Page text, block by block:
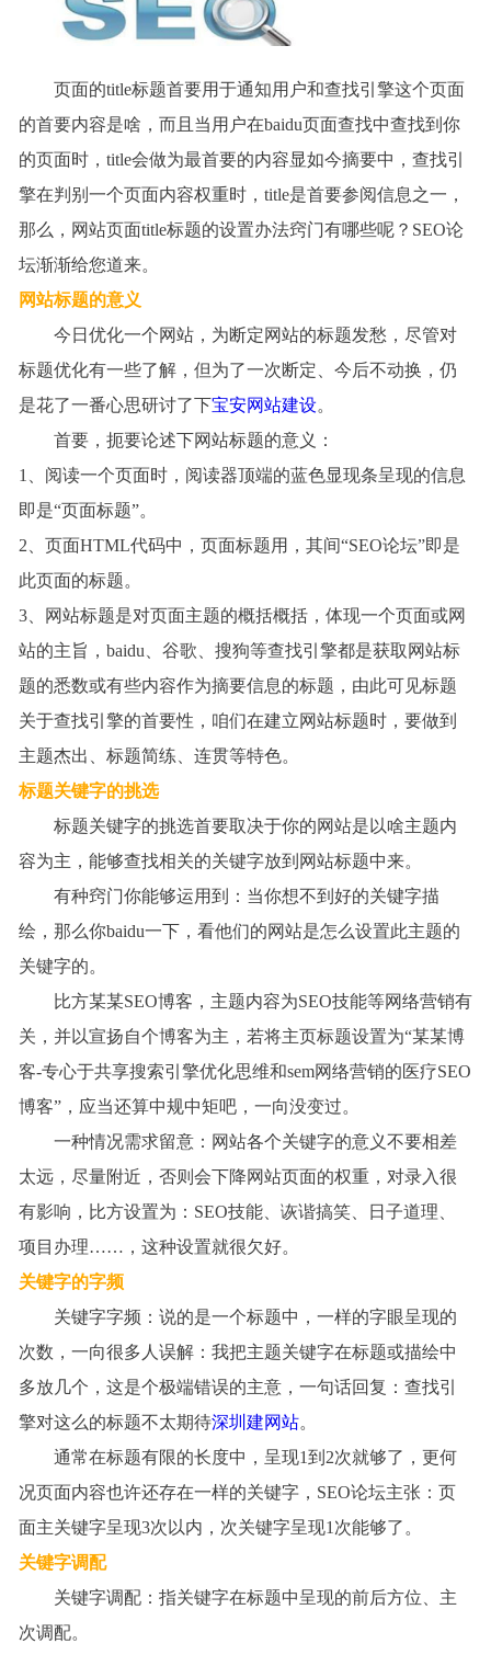
页面的title标题首要用于通知用户和查找引擎这个页面
的首要内容是啥，而且当用户在baidu页面查找中查找到你
的页面时， title会做为最首要的内容显如今摘要中，查找引
擎在判别一个页面内容权重时， title是首要参阅信息之一，
那么，网站页面title标题的设置办法窍门有哪些呢？SEO论
坛渐渐给您道来。
网站标题的意义
今日优化一个网站，为断定网站的标题发愁，尽管对
标题优化有一些了解，但为了一次断定、今后不动换，仍
是花了一番心思研讨了下宝安网站建设。
首要，扼要论述下网站标题的意义：
1
、阅读一个页面时，阅读器顶端的蓝色显现条呈现的信息
即是“页面标题”。
2 、页面HTML代码中，页面标题用，其间“SEO论坛”即是
此页面的标题。
3、网站标题是对页面主题的概括概括，体现一个页面或网
站的主旨，baidu、谷歌、搜狗等查找引擎都是获取网站标
题的悉数或有些内容作为摘要信息的标题，由此可见标题
关于查找引擎的首要性，咱们在建立网站标题时，要做到
主题杰出、标题简练、连贯等特色。
标题关键字的挑选
标题关键字的挑选首要取决于你的网站是以啥主题内
容为主，能够查找相关的关键字放到网站标题中来。
有种窍门你能够运用到：当你想不到好的关键字描
绘，那么你baidu一下，看他们的网站是怎么设置此主题的
关键字的。
比方某某SEO博客，主题内容为SEO技能等网络营销有
关，并以宣扬自个博客为主，若将主页标题设置为“某某博
客-专心于共享搜索引擎优化思维和sem网络营销的医疗SEO
博客”，应当还算中规中矩吧，一向没变过。
一种情况需求留意：网站各个关键字的意义不要相差
太远，尽量附近，否则会下降网站页面的权重，对录入很
有影响，比方设置为： SEO技能、诙谐搞笑、日子道理、
项目办理…… ，这种设置就很欠好。
关键字的字频
关键字字频：说的是一个标题中，一样的字眼呈现的
次数，一向很多人误解：我把主题关键字在标题或描绘中
多放几个，这是个极端错误的主意，一句话回复：查找引
擎对这么的标题不太期待深圳建网站。
通常在标题有限的长度中，呈现1到 2次就够了 ，更何
况页面内容也许还存在一样的关键字， SEO论坛主张：页
面主关键字呈现3次以内，次关键字呈现1 次能够了。
关键字调配
关键字调配：指关键字在标题中呈现的前后方位、主
次调配。